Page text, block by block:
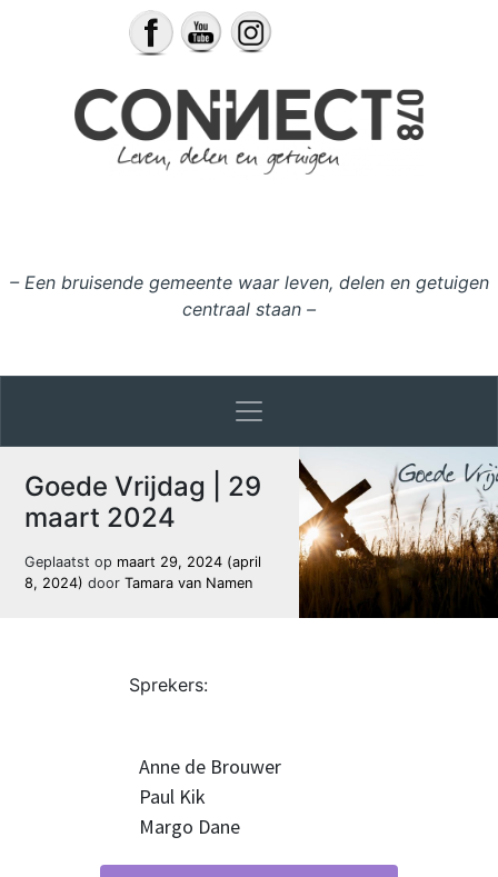
– Een bruisende gemeente waar leven, delen en getuigen
centraal staan –
Goede Vrijdag | 29
maart 2024
Geplaatst op maart 29, 2024 (april
8, 2024)door Tamara van Namen
Sprekers:
Anne de Brouwer
Paul Kik
Margo Dane